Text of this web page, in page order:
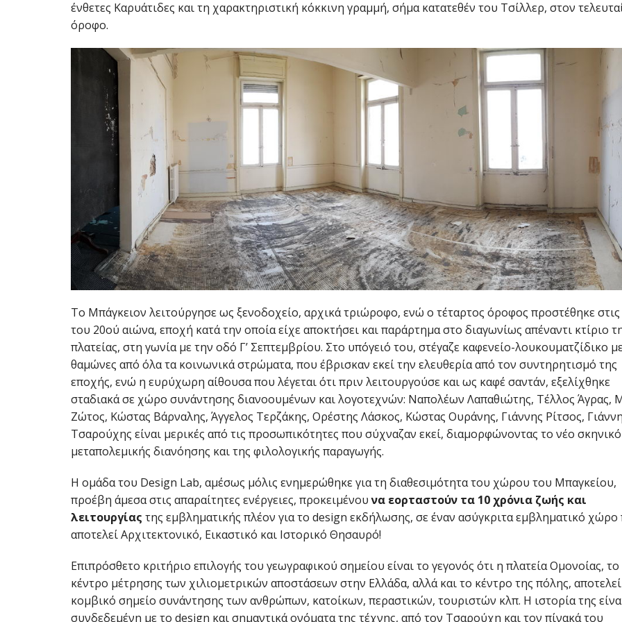
ένθετες Καρυάτιδες και τη χαρακτηριστική κόκκινη γραμμή, σήμα κατατεθέν του Τσίλλερ, στον
όροφο.
Το Μπάγκειον λειτούργησε ως ξενοδοχείο, αρχικά τριώροφο, ενώ ο τέταρτος όροφος προστέθηκε
του 20ού αιώνα, εποχή κατά την οποία είχε αποκτήσει και παράρτημα στο διαγωνίως απέναντι κτίριο
πλατείας, στη γωνία με την οδό Γ’ Σεπτεμβρίου. Στο υπόγειό του, στέγαζε καφενείο-λουκουματζίδικο
θαμώνες από όλα τα κοινωνικά στρώματα, που έβρισκαν εκεί την ελευθερία από τον συντηρητισμό της
εποχής, ενώ η ευρύχωρη αίθουσα που λέγεται ότι πριν λειτουργούσε και ως καφέ σαντάν, εξελίχθηκε
σταδιακά σε χώρο συνάντησης διανοουμένων και λογοτεχνών: Ναπολέων Λαπαθιώτης, Τέλλος Άγρας,
Ζώτος, Κώστας Βάρναλης, Άγγελος Τερζάκης, Ορέστης Λάσκος, Κώστας Ουράνης, Γιάννης Ρίτσος,
Τσαρούχης είναι μερικές από τις προσωπικότητες που σύχναζαν εκεί, διαμορφώνοντας το νέο
μεταπολεμικής διανόησης και της φιλολογικής παραγωγής.
Η ομάδα του Design Lab, αμέσως μόλις ενημερώθηκε για τη διαθεσιμότητα του χώρου του Μπαγκείου,
προέβη άμεσα στις απαραίτητες ενέργειες, προκειμένουνα εορταστούν τα 10 χρόνια ζωής και
λειτουργίας της εμβληματικής πλέον για το design εκδήλωσης, σε έναν ασύγκριτα εμβληματικό
αποτελεί Αρχιτεκτονικό, Εικαστικό και Ιστορικό Θησαυρό!
Επιπρόσθετο κριτήριο επιλογής του γεωγραφικού σημείου είναι το γεγονός ότι η πλατεία Ομονοίας, το
κέντρο μέτρησης των χιλιομετρικών αποστάσεων στην Ελλάδα, αλλά και το κέντρο της πόλης, αποτελεί
κομβικό σημείο συνάντησης των ανθρώπων, κατοίκων, περαστικών, τουριστών κλπ. Η ιστορία της
συνδεδεμένη με το design και σημαντικά ονόματα της τέχνης, από τον Τσαρούχη και τον πίνακά του